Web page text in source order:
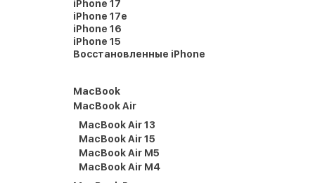
iPhone 17
iPhone 17e
iPhone 16
iPhone 15
Восстановленные iPhone
MacBook
MacBook Air
MacBook Air 13
MacBook Air 15
MacBook Air M5
MacBook Air M4